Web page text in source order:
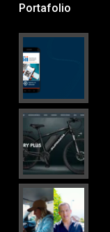
Portafolio